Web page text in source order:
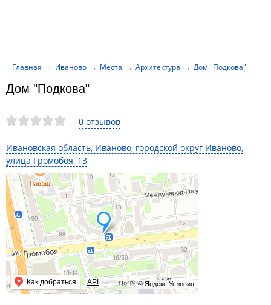
0 отзывов
Ивановская область, Иваново, городской округ Иваново,
улица Громобоя, 13
© Яндекс Условия
Как добраться API
Дом "Подкова"
Главная Иваново Места Архитектура Дом "Подкова"